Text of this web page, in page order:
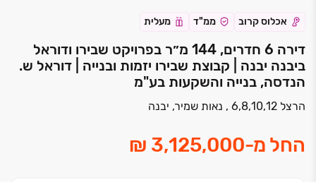
אכלוס קרוב ממ"ד מעלית
דירה 6 חדרים, 144 מ״ר בפרויקט שבירו ודוראל
ביבנה יבנה | קבוצת שבירו יזמות ובנייה | דוראל ש.
הנדסה, בנייה והשקעות בע"מ
הרצל 6,8,10,12 , נאות שמיר, יבנה
החל מ-